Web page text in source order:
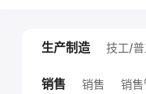
生产制造 技工/普
其他生产制造职
销售 销售 销售